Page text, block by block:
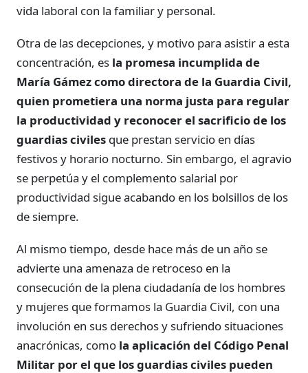
vida laboral con la familiar y personal.
Otra de las decepciones, y motivo para asistir a esta
concentración, es la promesa incumplida de
María Gámez como directora de la Guardia Civil,
quien prometiera una norma justa para regular
la productividad y reconocer el sacrificio de los
guardias civiles que prestan servicio en días
festivos y horario nocturno. Sin embargo, el agravio
se perpetúa y el complemento salarial por
productividad sigue acabando en los bolsillos de los
de siempre.
Al mismo tiempo, desde hace más de un año se
advierte una amenaza de retroceso en la
consecución de la plena ciudadanía de los hombres
y mujeres que formamos la Guardia Civil, con una
involución en sus derechos y sufriendo situaciones
anacrónicas, como la aplicación del Código Penal
Militar por el que los guardias civiles pueden